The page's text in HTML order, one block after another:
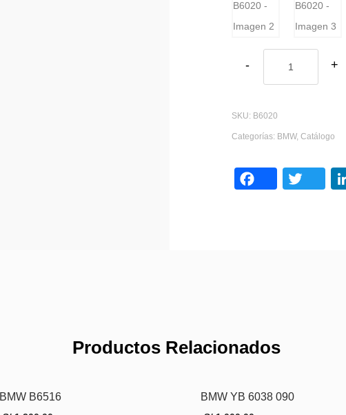
SKU: B6020
Categorías: BMW, Catálogo
Productos Relacionados
BMW B6516 BMW YB 6038 090